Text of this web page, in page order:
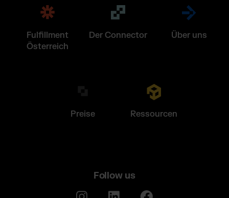
Fulfillment
Österreich
Der Connector Über uns
Preise Ressourcen
Follow us